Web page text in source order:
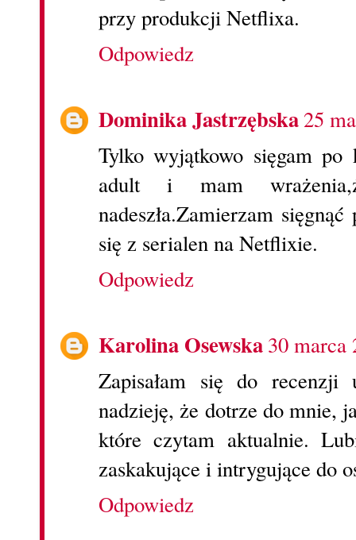
przy produkcji Netflixa.
Odpowiedz
Dominika Jastrzębska25
Tylko wyjątkowo sięgam po
adult i mam
nadeszła.Zamierzam
się z serialen na Netflixie.
Odpowiedz
Karolina Osewska30 marca
Zapisałam się do
nadzieję, że dotrze do mnie,
które czytam aktualnie.
zaskakujące i intrygujące do
Odpowiedz